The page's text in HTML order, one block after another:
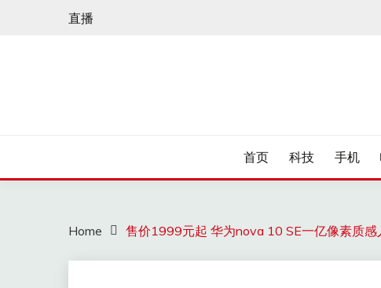
直播
首页 科技 手机
Home 售价1999元起 华为nova 10 SE一亿像素质感